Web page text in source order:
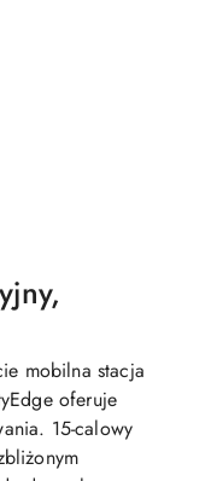
mobilna stacja
oferuje
15-calowy